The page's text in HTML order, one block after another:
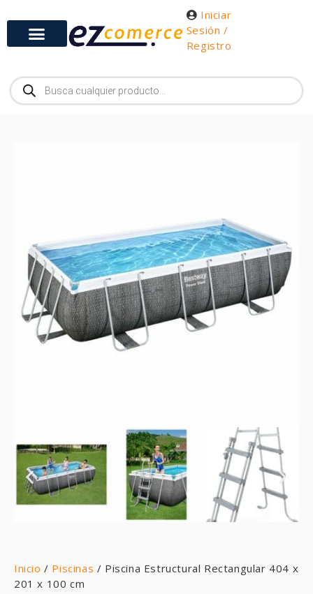
Iniciar
Sesión /
Registro
Inicio / Piscinas / Piscina Estructural Rectangular 404 x
201 x 100 cm